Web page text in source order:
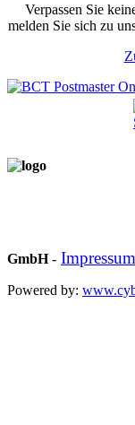
Verpassen Sie
melden Sie sich zu
GmbH- Impressum
Powered by: